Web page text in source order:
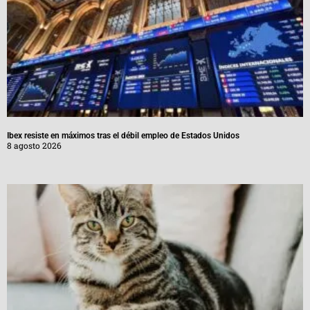
Ibex resiste en máximos tras el débil empleo de Estados Unidos
8 agosto 2026